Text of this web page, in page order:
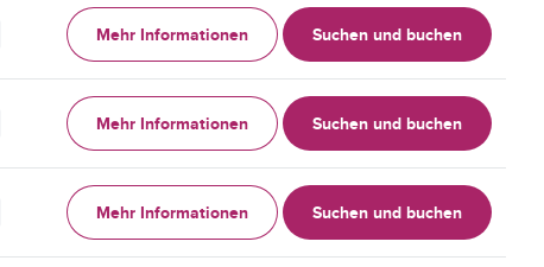
Mehr Informationen Suchen und buchen
Mehr Informationen Suchen und buchen
Mehr Informationen Suchen und buchen